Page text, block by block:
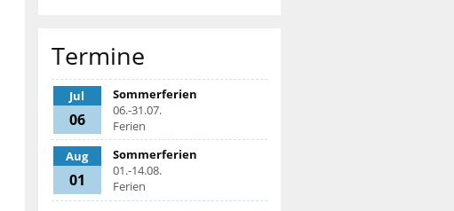
Termine
Jul
06
Sommerferien
06.-31.07.
Ferien
Aug
01
Sommerferien
01.-14.08.
Ferien